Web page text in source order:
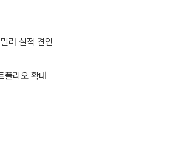
러 실적 견인
폴리오 확대